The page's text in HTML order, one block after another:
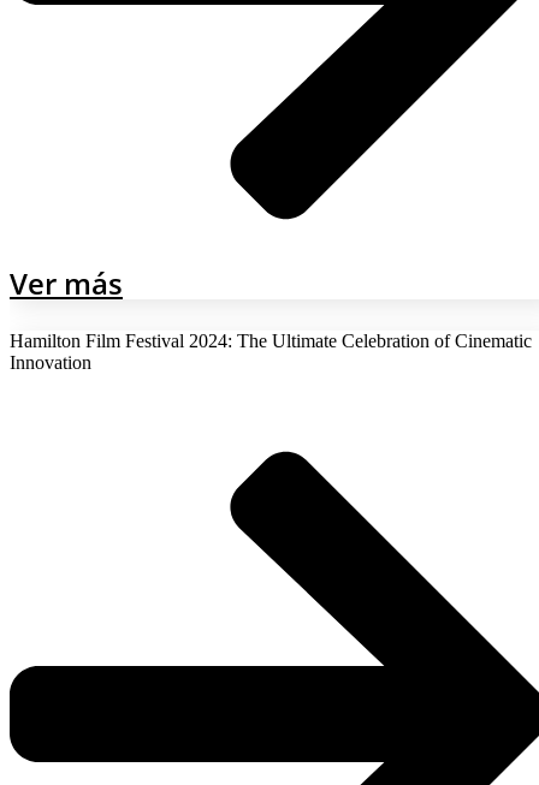
Ver más
Hamilton Film Festival 2024: The Ultimate Celebration of Cinematic
Innovation